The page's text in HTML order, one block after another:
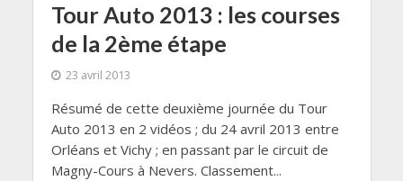
Tour Auto 2013 : les courses
de la 2ème étape
23 avril 2013
Résumé de cette deuxième journée du Tour
Auto 2013 en 2 vidéos ; du 24 avril 2013 entre
Orléans et Vichy ; en passant par le circuit de
Magny-Cours à Nevers. Classement...